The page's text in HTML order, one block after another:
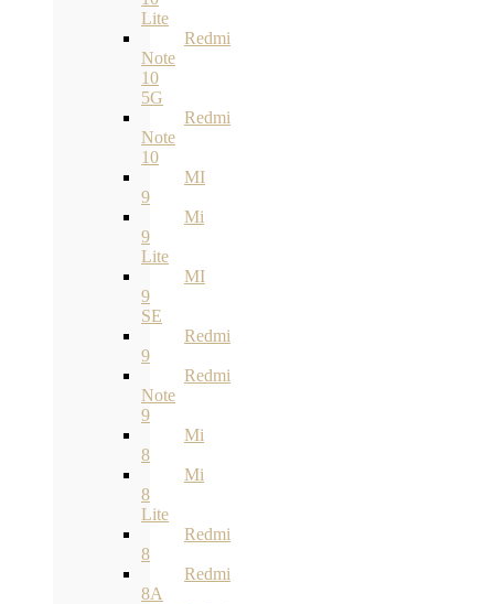
Lite
Redmi
Note
10
5G
Redmi
Note
10
MI
9
Mi
9
Lite
MI
9
SE
Redmi
9
Redmi
Note
9
Mi
8
Mi
8
Lite
Redmi
8
Redmi
8A